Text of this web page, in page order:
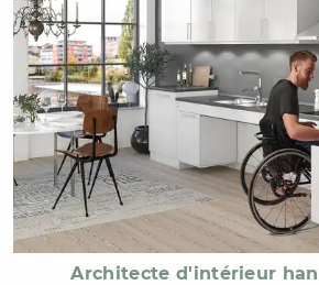
Architecte d'intérieur